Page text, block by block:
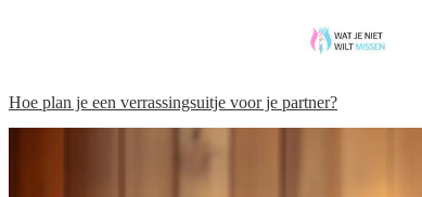
Hoe plan je een verrassingsuitje voor je partner?